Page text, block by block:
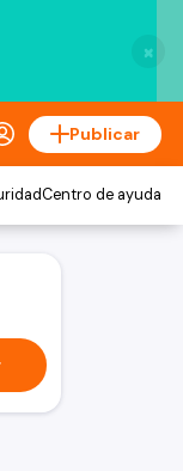
×
Publicar
Centro de ayuda